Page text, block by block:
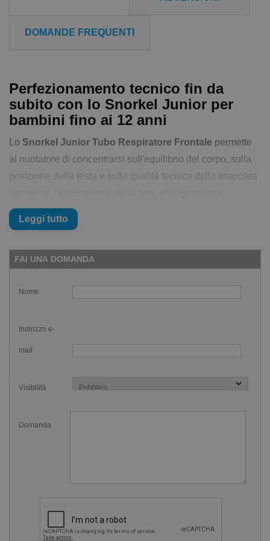
DOMANDE FREQUENTI
Perfezionamento tecnico fin da
subito con lo Snorkel Junior per
bambini fino ai 12 anni
Lo Snorkel Junior Tubo Respiratore Frontale permette
al nuotatore di concentrarsi sull'equilibrio del corpo, sulla
posizione della testa e sulla qualità tecnica della bracciata
Respirare attraverso un tubo durante il nuoto migliora
l'allineamento e il gesto tecnico, aumenta la capacità dei
un'inspirazione ottimale. Un allenamento regolare con lo
Respirare attraverso un tubo durante il nuoto aumenta la
Leggi tutto
FAI UNA DOMANDA
Nome
Indirizzo e-
mail
Visibilità
Domanda